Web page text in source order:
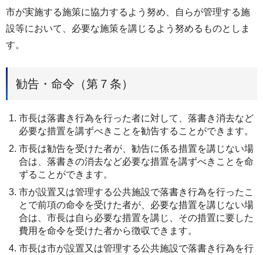
市が実施する施策に協力するよう努め、自らが管理する施
設等において、必要な施策を講じるよう努めるものとしま
す。
勧告・命令（第７条）
市長は落書き行為を行った者に対して、落書き消去など
必要な措置を講ずべきことを勧告することができます。
市長は勧告を受けた者が、勧告に係る措置を講じない場
合は、落書きの消去など必要な措置を講ずべきことを命
ずることができます。
市が設置又は管理する公共施設で落書き行為を行ったこ
とで前項の命令を受けた者が、必要な措置を講じない場
合は、市長は自ら必要な措置を講じ、その措置に要した
費用を命令を受けた者から徴収できます。
市長は市が設置又は管理する公共施設で落書き行為を行